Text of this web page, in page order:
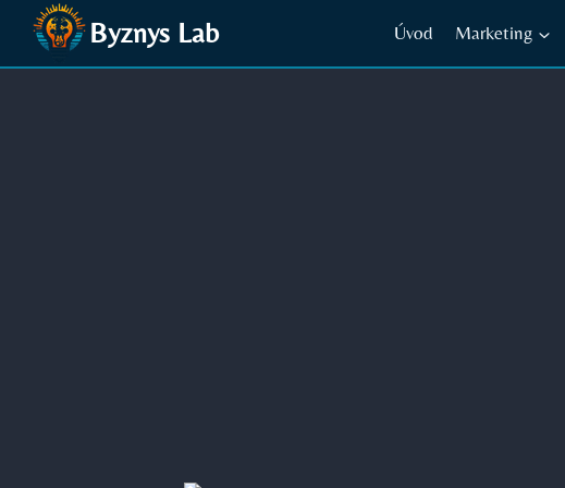
Přeskočit
obsah
Byznys Lab Úvod Marketing